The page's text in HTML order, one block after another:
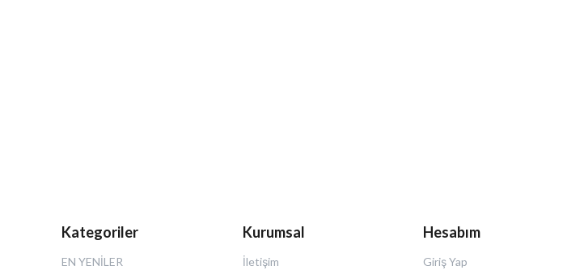
Kategoriler
EN YENİLER
Kurumsal
İletişim
Hesabım
Giriş Yap